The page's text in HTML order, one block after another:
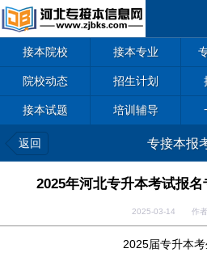
接本院校 接本专业
院校动态 招生计划
接本试题 培训辅导
返回 专接本报
2025年河北专升本考试报
2025-03-14 作者
2025届专升本考